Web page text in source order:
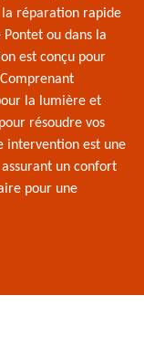
la réparation rapide
Pontet ou dans la
est conçu pour
la lumière et
résoudre vos
intervention est une
un confort
pour une